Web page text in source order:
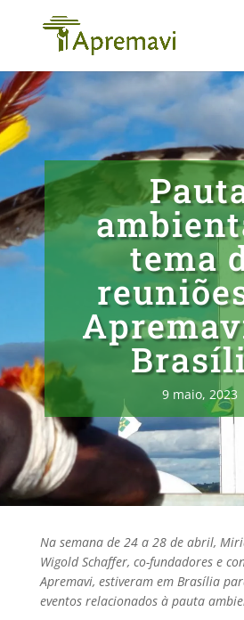
tema
9 maio, 2023
Na semana de 24 a 28 de abril,
Wigold Schaffer, co-fundadores e
Apremavi, estiveram em Brasília
eventos relacionados à pauta